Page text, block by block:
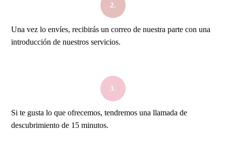
2.
Una vez lo envíes, recibirás un correo de nuestra parte con una
introducción de nuestros servicios.
3.
Si te gusta lo que ofrecemos, tendremos una llamada de
descubrimiento de 15 minutos.